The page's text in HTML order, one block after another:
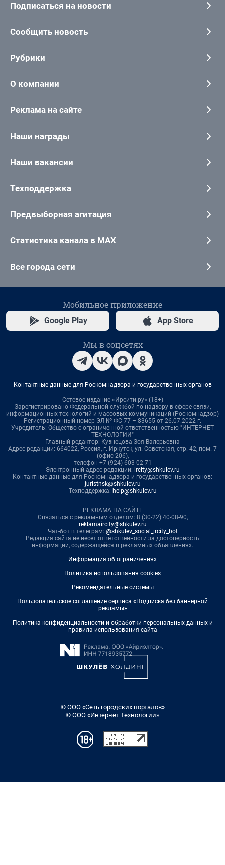
Подписаться на новости
Сообщить новость
Рубрики
О компании
Реклама на сайте
Наши награды
Наши вакансии
Техподдержка
Предвыборная агитация
Статистика канала в MAX
Все города сети
Мобильное приложение
Google Play App Store
Мы в соцсетях
Контактные данные для Роскомнадзора и государственных органов
Сетевое издание «Ирсити.ру» (18+)
Зарегистрировано Федеральной службой по надзору в сфере связи,
информационных технологий и массовых коммуникаций (Роскомнадзор)
Регистрационный номер ЭЛ № ФС 77 – 83655 от 26.07.2022 г.
Учредитель: Общество с ограниченной ответственностью "ИНТЕРНЕТ
ТЕХНОЛОГИИ"
Главный редактор: Кузнецова Зоя Валерьевна
Адрес редакции: 664022, Россия, г. Иркутск, ул. Советская, стр. 42, пом. 7
(офис 206),
телефон +7 (924) 603 02 71
Электронный адрес редакции: ircity@shkulev.ru
Контактные данные для Роскомнадзора и государственных органов:
juristnsk@shkulev.ru
Техподдержка: help@shkulev.ru
РЕКЛАМА НА САЙТЕ
Связаться с рекламным отделом: 8 (30-22) 40-08-90,
reklamaircity@shkulev.ru
Чат-бот в телеграм: @shkulev_social_ircity_bot
Редакция сайта не несет ответственности за достоверность
информации, содержащейся в рекламных объявлениях.
Информация об ограничениях
Политика использования cookies
Рекомендательные системы
Пользовательское соглашение сервиса «Подписка без баннерной
рекламы»
Политика конфиденциальности и обработки персональных данных и
правила использования сайта
© ООО «Сеть городских порталов»
© ООО «Интернет Технологии»